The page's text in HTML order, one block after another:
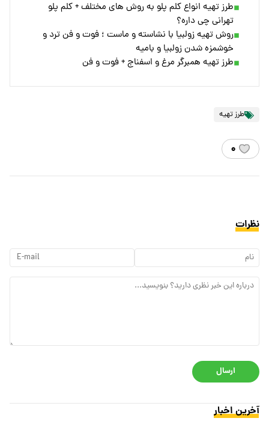
طرز تهیه انواع کلم پلو به روش های مختلف + کلم پلو
تهرانی چی داره؟
روش تهیه زولبیا با نشاسته و ماست ؛ فوت و فن ترد و
خوشمزه شدن زولبیا و بامیه
طرز تهیه همبرگر مرغ و اسفناج + فوت و فن
طرز تهیه
۰
نظرات
ارسال
آخرین اخبار